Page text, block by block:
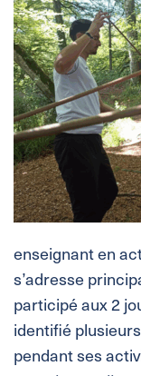
enseignant en
s’adresse
participé aux 2
identifié
pendant ses